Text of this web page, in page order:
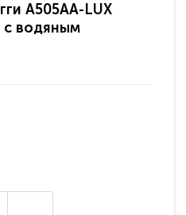
A505AA-LUX
с водяным